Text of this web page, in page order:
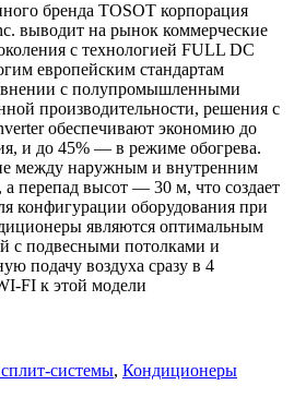
бренда TOSOT корпорация
выводит на рынок коммерческие
с технологией FULL DC
европейским стандартам
с полупромышленными
производительности, решения с
обеспечивают экономию до
и до 45% — в режиме обогрева.
между наружным и внутренним
а перепад высот — 30 м, что создает
конфигурации оборудования при
являются оптимальным
с подвесными потолками и
подачу воздуха сразу в 4
FI к этой модели
системы, Кондиционеры